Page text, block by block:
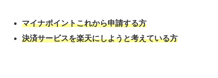
マイナポイントこれから申請する方
決済サービスを楽天にしようと考えている方